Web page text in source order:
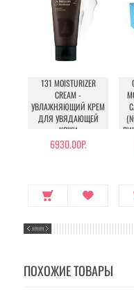
131 MOISTURIZER
CREAM -
УВЛАЖНЯЮЩИЙ КРЕМ
ДЛЯ УВЯДАЮЩЕЙ
КОЖИ
6930.00Р.
ПОХОЖИЕ ТОВАРЫ